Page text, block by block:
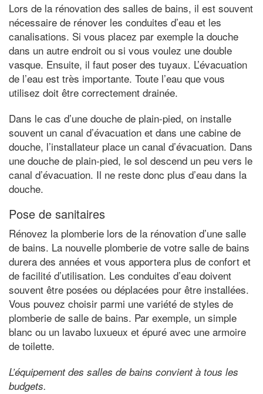
Lors de la rénovation des salles de bains, il est souvent
nécessaire de rénover les conduites d’eau et les
canalisations. Si vous placez par exemple la douche
dans un autre endroit ou si vous voulez une double
vasque. Ensuite, il faut poser des tuyaux. L’évacuation
de l’eau est très importante. Toute l’eau que vous
utilisez doit être correctement drainée.
Dans le cas d’une douche de plain-pied, on installe
souvent un canal d’évacuation et dans une cabine de
douche, l’installateur place un canal d’évacuation. Dans
une douche de plain-pied, le sol descend un peu vers le
canal d’évacuation. Il ne reste donc plus d’eau dans la
douche.
Pose de sanitaires
Rénovez la plomberie lors de la rénovation d’une salle
de bains. La nouvelle plomberie de votre salle de bains
durera des années et vous apportera plus de confort et
de facilité d’utilisation. Les conduites d’eau doivent
souvent être posées ou déplacées pour être installées.
Vous pouvez choisir parmi une variété de styles de
plomberie de salle de bains. Par exemple, un simple
blanc ou un lavabo luxueux et épuré avec une armoire
de toilette.
L’équipement des salles de bains convient à tous les
budgets.